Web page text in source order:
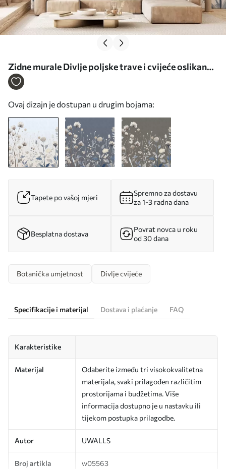
Zidne murale Divlje poljske trave i cvijeće oslikano
u slikovitom stilu na svijetloj pozadini br. w05563
Ovaj dizajn je dostupan u drugim bojama:
Tapete po vašoj mjeri
Spremno za dostavu
za 1-3 radna dana
Besplatna dostava
Povrat novca u roku
od 30 dana
Botanička umjetnost Divlje cvijeće
Specifikacije i materijal Dostava i plaćanje FAQ
Karakteristike
Materijal
Odaberite između tri visokokvalitetna
materijala, svaki prilagođen različitim
prostorijama i budžetima. Više
informacija dostupno je u nastavku ili
tijekom postupka prilagodbe.
Autor UWALLS
Broj artikla w05563